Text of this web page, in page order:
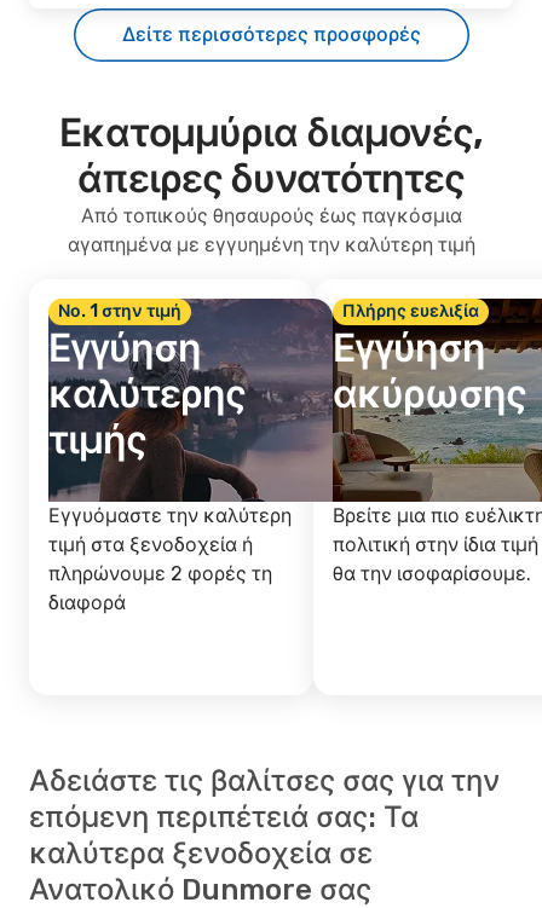
Δείτε περισσότερες προσφορές
Εκατομμύρια διαμονές,
άπειρες δυνατότητες
Από τοπικούς θησαυρούς έως παγκόσμια
αγαπημένα με εγγυημένη την καλύτερη τιμή
Νο. 1 στην τιμή
Εγγύηση
καλύτερης
τιμής
Εγγυόμαστε την καλύτερη
τιμή στα ξενοδοχεία ή
πληρώνουμε 2 φορές τη
διαφορά
Πλήρης ευελιξία
Εγγύηση
ακύρωσης
Βρείτε μια πιο
πολιτική στην ίδια
θα την ισοφαρίσουμε.
Αδειάστε τις βαλίτσες σας για την
επόμενη περιπέτειά σας: Τα
καλύτερα ξενοδοχεία σε
Ανατολικό Dunmore σας